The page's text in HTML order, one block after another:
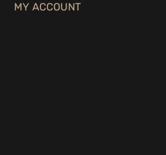
MY ACCOUNT